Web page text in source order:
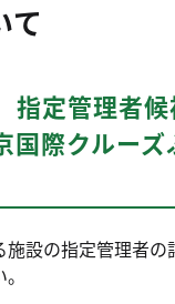
て
定管理者候
国際クルーズ
設の指定管理者の